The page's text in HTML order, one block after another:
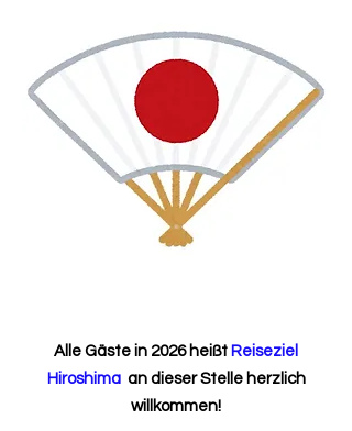
Alle Gäste in 2026 heißt Reiseziel
Hiroshimaan dieser Stelle herzlich
willkommen!